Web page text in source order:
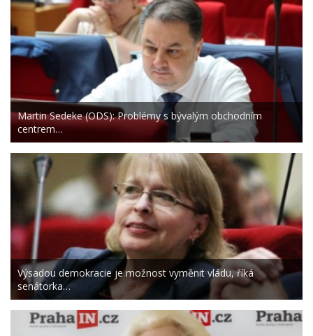
Martin Sedeke (ODS): Problémy s bývalým obchodním
centrem…
Výsadou demokracie je možnost vyměnit vládu, říká
senátorka…